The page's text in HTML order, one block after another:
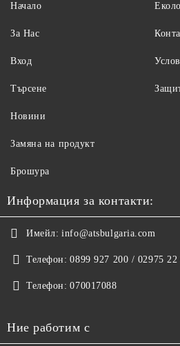
Начало
За Нас
Вход
Търсене
Новини
Замяна на продукт
Брошура
Информация за контакти:
Имейл: info@atsbulgaria.com
Телефон: 0899 927 200 / 02975 22
Телефон: 070017088
Ние работим с